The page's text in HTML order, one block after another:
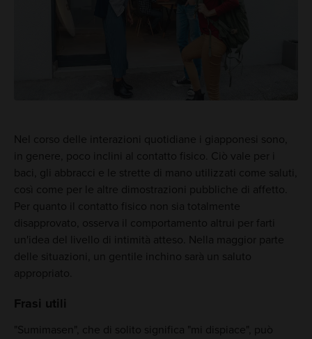
Nel corso delle interazioni quotidiane i giapponesi sono,
in genere, poco inclini al contatto fisico. Ciò vale per i
baci, gli abbracci e le strette di mano utilizzati come saluti,
così come per le altre dimostrazioni pubbliche di affetto.
Per quanto il contatto fisico non sia totalmente
disapprovato, osserva il comportamento altrui per farti
un'idea del livello di intimità atteso. Nella maggior parte
delle situazioni, un gentile inchino sarà un saluto
appropriato.
Frasi utili
"Sumimasen", che di solito significa "mi dispiace", può